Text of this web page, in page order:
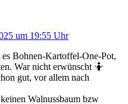
um 19:55 Uhr
es Bohnen-Kartoffel-One-Pot,
War nicht erwünscht 🤷
gut, vor allem nach
Walnussbaum bzw